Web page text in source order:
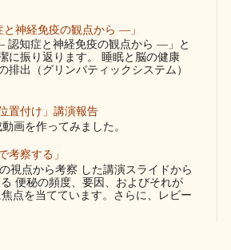
神経免疫の観点から ―」
認知症と神経免疫の観点から ―」と
に振り返ります。 睡眠と脳の健康
出（グリンパティックシステム）
置付け」講演報告
画を作ってみました。
察する」
視点から考察 した講演スライドから
便秘の頻度、要因、およびそれが
点を当てています。さらに、レビー